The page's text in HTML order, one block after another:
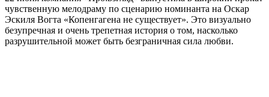
чувственную мелодраму по сценарию номинанта на Оскар
Эскиля Вогта «Копенгагена не существует». Это визуально
безупречная и очень трепетная история о том, насколько
разрушительной может быть безграничная сила любви.